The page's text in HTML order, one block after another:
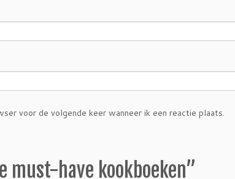
voor de volgende keer wanneer ik een reactie plaats.
must-have kookboeken”